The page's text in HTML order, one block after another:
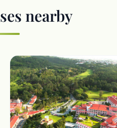
nearby